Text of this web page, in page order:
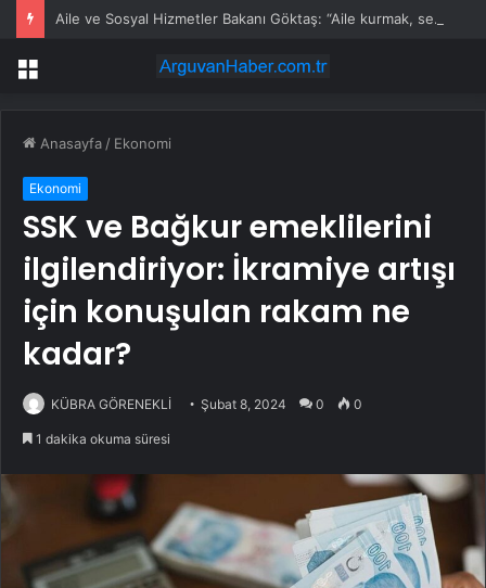
Aile ve Sosyal Hizmetler Bakanı Göktaş: “Aile kurmak, sevgi, sadakat ve sorumluluk üstüne yeni bir hayat kurmaktır”
Menü
Anasayfa / Ekonomi
Ekonomi
SSK ve Bağkur emeklilerini
ilgilendiriyor: İkramiye artışı
için konuşulan rakam ne
kadar?
KÜBRA GÖRENEKLİ Şubat 8, 2024 0 0
1 dakika okuma süresi